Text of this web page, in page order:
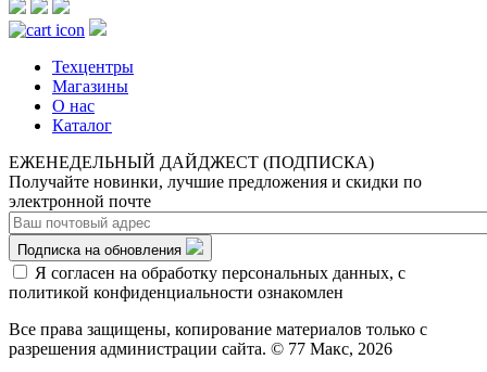
Техцентры
Магазины
О нас
Каталог
ЕЖЕНЕДЕЛЬНЫЙ ДАЙДЖЕСТ (ПОДПИСКА)
Получайте новинки, лучшие предложения и скидки по
электронной почте
Подписка на обновления
Я согласен на обработку персональных данных, с
политикой конфиденциальности ознакомлен
Все права защищены, копирование материалов только с
разрешения администрации сайта. © 77 Макс, 2026